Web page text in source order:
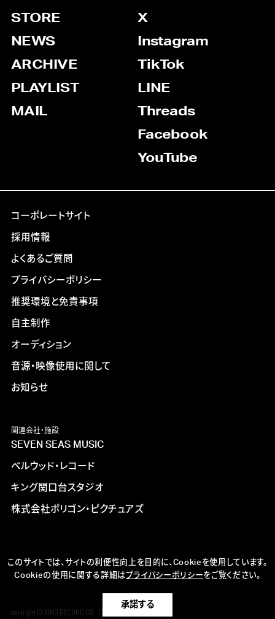
STORE
NEWS
ARCHIVE
PLAYLIST
MAIL
X
Instagram
TikTok
LINE
Threads
Facebook
YouTube
コーポレートサイト
採用情報
よくあるご質問
プライバシーポリシー
推奨環境と免責事項
自主制作
オーディション
音源・映像使用に関して
お知らせ
関連会社・施設
SEVEN SEAS MUSIC
ベルウッド・レコード
キング関口台スタジオ
株式会社ポリゴン・ピクチュアズ
copyright © KING RECORD CO., LTD. ALL RIGHTS RESERVED.
このサイトでは、サイトの利便性向上を目的に、Cookieを使用しています。
Cookieの使用に関する詳細はプライバシーポリシーをご覧ください。
承諾する